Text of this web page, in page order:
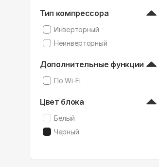
Тип компрессора
Инверторный
Неинверторный
Дополнительные функции
По Wi-Fi
Цвет блока
Белый
Черный